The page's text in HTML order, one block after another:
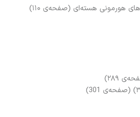
هورمونی هسته‌ای (صفحه‌ی ۱۱۰)